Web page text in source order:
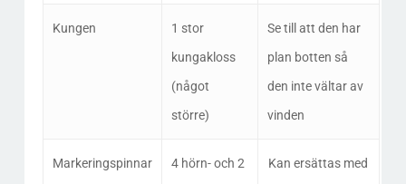
Kungen
1 stor
kungakloss
(något
större)
Se till att den har
plan botten så
den inte vältar av
vinden
Markeringspinnar
4 hörn- och 2
Kan ersättas med